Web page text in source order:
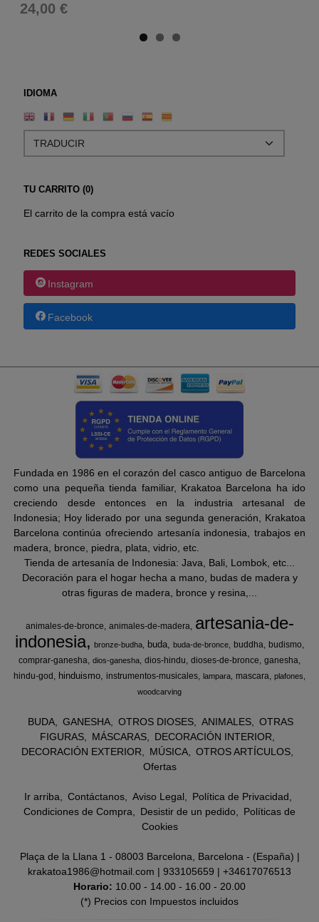
IDIOMA
TU CARRITO (0)
El carrito de la compra está vacío
REDES SOCIALES
Instagram
Facebook
24,00 €
Fundada en 1986 en el corazón del casco antiguo de Barcelona
como una pequeña tienda familiar, Krakatoa Barcelona ha ido
creciendo desde entonces en la industria artesanal de
Indonesia; Hoy liderado por una segunda generación, Krakatoa
Barcelona continúa ofreciendo artesanía indonesia, trabajos en
madera, bronce, piedra, plata, vidrio, etc.
Tienda de artesanía de Indonesia: Java, Bali, Lombok, etc...
Decoración para el hogar hecha a mano, budas de madera y
otras figuras de madera, bronce y resina,...
animales-de-bronce animales-de-madera
artesania-de-
indonesia
bronze-budha buda buda-de-bronce buddha
budismo
comprar-ganesha dios-ganesha dios-hindu dioses-de-bronce ganesha
hindu-god
hinduismo instrumentos-musicales lampara mascara plafones
woodcarving
BUDA GANESHA OTROS DIOSES ANIMALES
OTRAS
FIGURAS
MÁSCARAS
DECORACIÓN INTERIOR
DECORACIÓN EXTERIOR
MÚSICA
OTROS ARTÍCULOS
Ofertas
Ir arriba Contáctanos Aviso Legal
Política de Privacidad
Condiciones de Compra
Desistir de un pedido
Políticas de
Cookies
Plaça de la Llana 1 - 08003 Barcelona, Barcelona - (España) |
krakatoa1986@hotmail.com | 933105659 | +34617076513
Horario: 10.00 - 14.00 - 16.00 - 20.00
(*) Precios con Impuestos incluidos